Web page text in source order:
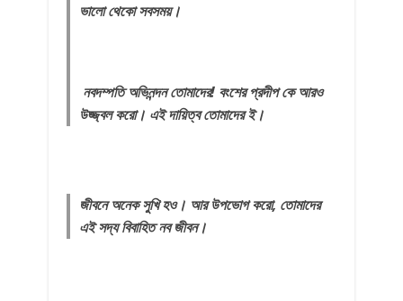
ভালো থেকো সবসময়।
নবদম্পতি অভিনন্দন তোমাদের! বংশের প্রদীপ কে আরও
উজ্জ্বল করো। এই দায়িত্ব তোমাদের ই।
জীবনে অনেক সুখি হও। আর উপভোগ করো, তোমাদের
এই সদ্য বিবাহিত নব জীবন।